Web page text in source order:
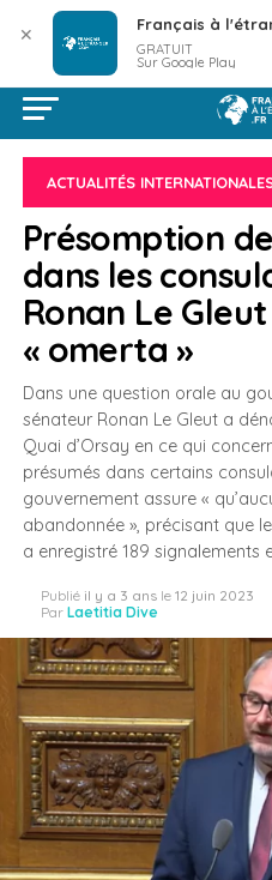
ACTUALITÉS
Présomption
dans les
Ronan Le
« omerta »
Dans une question orale au
sénateur Ronan Le Gleut a
Quai d’Orsay en ce qui
présumés dans certains
gouvernement assure «
abandonnée », précisant que
a enregistré 189 signalements
Publié il y a 3 ans le 12 juin 2023
Par Laetitia Dive
✕ Français à
GRATUIT
Sur Google Play